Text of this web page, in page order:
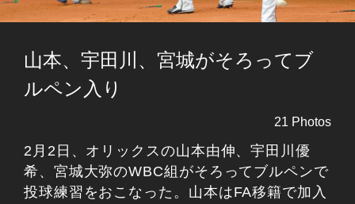
山本、宇田川、宮城がそろってブ
ルペン入り
21 Photos
2月2日、オリックスの山本由伸、宇田川優
希、宮城大弥のWBC組がそろってブルペンで
投球練習をおこなった。山本はFA移籍で加入